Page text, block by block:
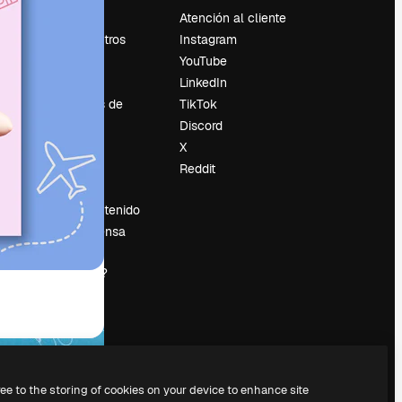
Sobre nosotros
Tendencias de
Blog
Eventos
Slidesgo
Vender contenido
Sala de prensa
magnific.ai?
Atención al cliente
Instagram
YouTube
LinkedIn
TikTok
Discord
X
Reddit
to the storing of cookies on your device to enhance site